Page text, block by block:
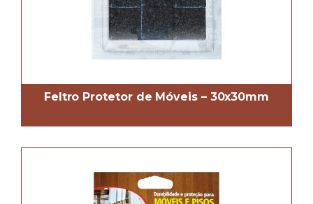
Feltro Protetor de Móveis – 30x30mm